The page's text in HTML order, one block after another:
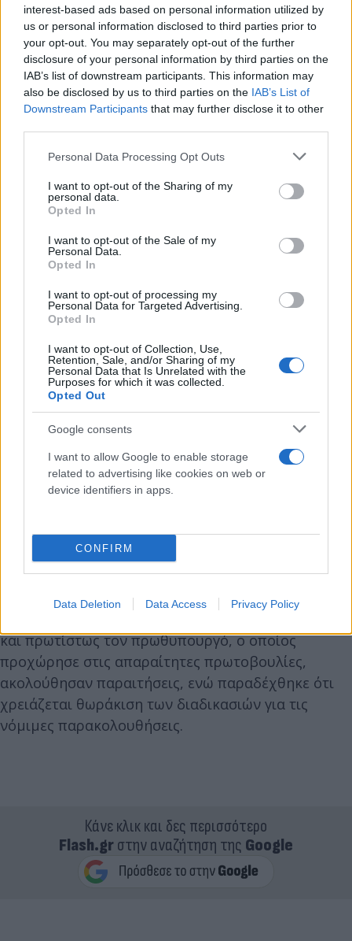
interest-based ads based on personal information utilized by
us or personal information disclosed to third parties prior to
your opt-out. You may separately opt-out of the further
disclosure of your personal information by third parties on the
IAB’s list of downstream participants. This information may
also be disclosed by us to third parties on the IAB’s List of
Downstream Participants that may further disclose it to other
Please note that this website/app uses one or more Google
not limited to your visit or usage behaviour. You may click to
grant or deny consent to Google and its third-party tags to
use your data for below specified purposes in below Google
consent section.
Personal Data Processing Opt Outs
I want to opt-out of the Sharing of my
personal data.
Opted In
I want to opt-out of the Sale of my
Personal Data.
Opted In
I want to opt-out of processing my
Personal Data for Targeted Advertising.
Opted In
I want to opt-out of Collection, Use,
Retention, Sale, and/or Sharing of my
Personal Data that Is Unrelated with the
Purposes for which it was collected.
Opted Out
Google consents
I want to allow Google to enable storage
related to advertising like cookies on web or
device identifiers in apps.
CONFIRM
Data Deletion Data Access Privacy Policy
Ο κ. Σκέρτσος υπογράμμισε ότι η υπόθεση των
παρακολουθήσεων είναι πολύ σοβαρό ζήτημα, που
αποτελεί κακή στιγμή για την κυβέρνηση.
και πρωτίστως τον πρωθυπουργό, ο οποίος
προχώρησε στις απαραίτητες πρωτοβουλίες,
ακολούθησαν παραιτήσεις, ενώ παραδέχθηκε ότι
χρειάζεται θωράκιση των διαδικασιών για τις
νόμιμες παρακολουθήσεις.
Κάνε κλικ και δες περισσότερο
Flash.grστην αναζήτηση της Google